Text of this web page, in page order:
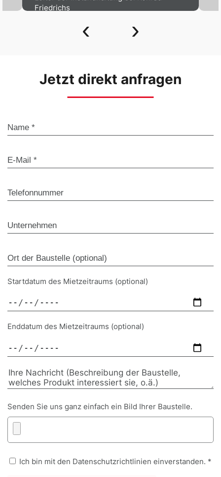
Friedrichs
‹ ›
Jetzt direkt anfragen
Startdatum des Mietzeitraums (optional)
Enddatum des Mietzeitraums (optional)
Senden Sie uns ganz einfach ein Bild Ihrer Baustelle.
Ich bin mit den Datenschutzrichtlinien einverstanden. *